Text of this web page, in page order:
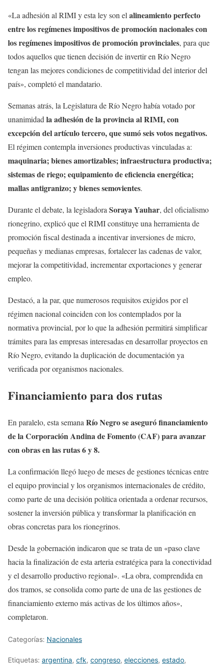
«La adhesión al RIMI y esta ley son el alineamiento perfecto
entre los regímenes impositivos de promoción nacionales con
los regímenes impositivos de promoción provinciales, para que
todos aquellos que tienen decisión de invertir en Río Negro
tengan las mejores condiciones de competitividad del interior del
país», completó el mandatario.
Semanas atrás, la Legislatura de Río Negro había votado por
unanimidad la adhesión de la provincia al RIMI, con
excepción del artículo tercero, que sumó seis votos negativos.
El régimen contempla inversiones productivas vinculadas a:
maquinaria; bienes amortizables; infraestructura productiva;
sistemas de riego; equipamiento de eficiencia energética;
mallas antigranizo; y bienes semovientes.
Durante el debate, la legisladora Soraya Yauhar, del oficialismo
rionegrino, explicó que el RIMI constituye una herramienta de
promoción fiscal destinada a incentivar inversiones de micro,
pequeñas y medianas empresas, fortalecer las cadenas de valor,
mejorar la competitividad, incrementar exportaciones y generar
empleo.
Destacó, a la par, que numerosos requisitos exigidos por el
régimen nacional coinciden con los contemplados por la
normativa provincial, por lo que la adhesión permitirá simplificar
trámites para las empresas interesadas en desarrollar proyectos en
Río Negro, evitando la duplicación de documentación ya
verificada por organismos nacionales.
Financiamiento para dos rutas
En paralelo, esta semanaRío Negro se aseguró financiamiento
de la Corporación Andina de Fomento (CAF) para avanzar
con obras en las rutas 6 y 8.
La confirmación llegó luego de meses de gestiones técnicas entre
el equipo provincial y los organismos internacionales de crédito,
como parte de una decisión política orientada a ordenar recursos,
sostener la inversión pública y transformar la planificación en
obras concretas para los rionegrinos.
Desde la gobernación indicaron que se trata de un «paso clave
hacia la finalización de esta arteria estratégica para la conectividad
y el desarrollo productivo regional». «La obra, comprendida en
dos tramos, se consolida como parte de una de las gestiones de
financiamiento externo más activas de los últimos años»,
completaron.
Categorías: Nacionales
Etiquetas: argentina, cfk, congreso, elecciones, estado,